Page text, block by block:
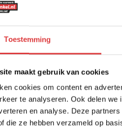
Toestemming
maakt gebruik van cookies
cookies om content en
te analyseren. Ook delen
en analyse. Deze
die ze hebben verzameld op
BULKDEAL
SINGLE SHOTS
1599A- meer info